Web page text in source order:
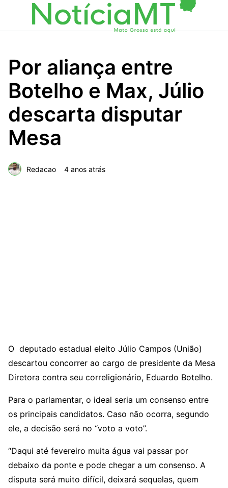
Por aliança entre
Botelho e Max, Júlio
descarta disputar
Mesa
Redacao 4 anos atrás
O deputado estadual eleito Júlio Campos (União)
descartou concorrer ao cargo de presidente da Mesa
Diretora contra seu correligionário, Eduardo Botelho.
Para o parlamentar, o ideal seria um consenso entre
os principais candidatos. Caso não ocorra, segundo
ele, a decisão será no “voto a voto”.
“Daqui até fevereiro muita água vai passar por
debaixo da ponte e pode chegar a um consenso. A
disputa será muito difícil, deixará sequelas, quem